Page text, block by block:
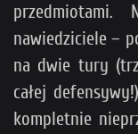
przedmiotami.
nawiedziciele –
na dwie tury
całej
kompletnie